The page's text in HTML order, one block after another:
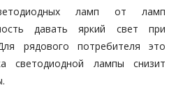
ламп от ламп
давать яркий свет при
рядового потребителя это
светодиодной лампы снизит